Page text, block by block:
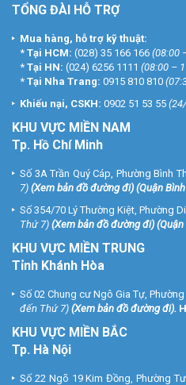
TỔNG ĐÀI HỖ TRỢ
Mua hàng, hỗ trợ kỹ thuật:
* Tại HCM: (028) 35 166 166 (08:00
* Tại HN: (024) 6256 1111 (08:00 –
* Tại Nha Trang: 0915 810 810
Khiếu nại, CSKH: 0902 51 53 55
KHU VỰC MIỀN NAM
Tp. Hồ Chí Minh
Số 3A Trần Quý Cáp, Phường Bình
7) (Xem bản đồ đường đi) (Quận
Số 354/70 Lý Thường Kiệt, Phường
Thứ 7) (Xem bản đồ đường đi)
KHU VỰC MIỀN TRUNG
Tỉnh Khánh Hòa
Số 02 Chung cư Ngô Gia Tự,
đến Thứ 7) (Xem bản đồ đường đi).
KHU VỰC MIỀN BẮC
Tp. Hà Nội
Số 22 Ngõ 19 Kim Đồng, Phường